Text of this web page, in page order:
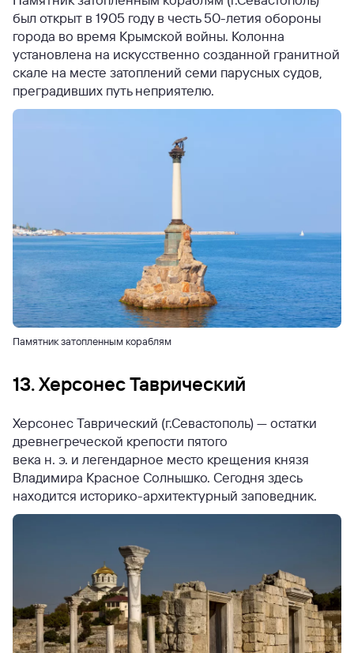
был открыт в 1905 году в честь 50-летия обороны
города во время Крымской войны. Колонна
установлена на искусственно созданной гранитной
скале на месте затоплений семи парусных судов,
преградивших путь неприятелю.
Памятник затопленным кораблям
13. Херсонес Таврический
Херсонес Таврический (г.Севастополь) — остатки
древнегреческой крепости пятого
века н. э. и легендарное место крещения князя
Владимира Красное Солнышко. Сегодня здесь
находится историко-архитектурный заповедник.